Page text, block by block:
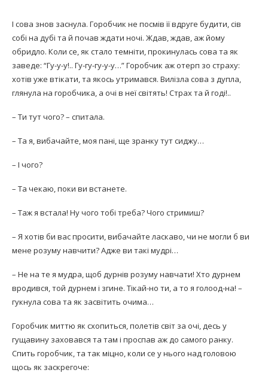
І сова знов заснула. Горобчик не посмів її вдруге будити, сів
собі на дубі та й почав ждати ночі. Ждав, ждав, аж йому
обридло. Коли се, як стало темніти, прокинулась сова та як
заведе: “Гу-у-у!.. Гу-гу-гу-у-у…” Горобчик аж отерп зо страху:
хотів уже втікати, та якось утримався. Вилізла сова з дупла,
глянула на горобчика, а очі в неї світять! Страх та й годі!..
– Ти тут чого? – спитала.
– Та я, вибачайте, моя пані, ще зранку тут сиджу…
– І чого?
– Та чекаю, поки ви встанете.
– Таж я встала! Ну чого тобі треба? Чого стримиш?
– Я хотів би вас просити, вибачайте ласкаво, чи не могли б ви
мене розуму навчити? Адже ви такі мудрі…
– Не на те я мудра, щоб дурнів розуму навчати! Хто дурнем
вродився, той дурнем і згине. Тікай-но ти, а то я голоод-на! –
гукнула сова та як засвітить очима…
Горобчик миттю як схопиться, полетів світ за очі, десь у
гущавину заховався та там і проспав аж до самого ранку.
Спить горобчик, та так міцно, коли се у нього над головою
щось як заскрегоче: